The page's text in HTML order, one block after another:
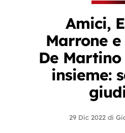
Amici,
Marrone
De
insieme:
29 Dic 2022 di